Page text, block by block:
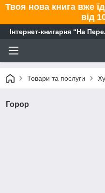
Твоя нова книга вже
від
Інтернет-книгарня “На
Товари та послуги
Горор